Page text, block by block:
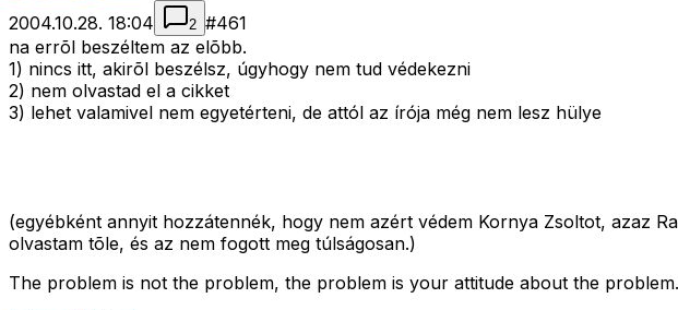
2004.10.28. 18:04 2 #461
na errõl beszéltem az elõbb.
1) nincs itt, akirõl beszélsz, úgyhogy nem tud védekezni
2) nem olvastad el a cikket
3) lehet valamivel nem egyetérteni, de attól az írója még nem lesz hülye
(egyébként annyit hozzátennék, hogy nem azért védem Kornya Zsoltot, azaz
olvastam tõle, és az nem fogott meg túlságosan.)
The problem is not the problem, the problem is your attitude about the problem.